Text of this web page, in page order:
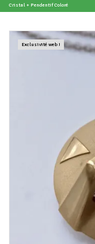
Cristal + Pendentif Coloré
Exclusivité web !